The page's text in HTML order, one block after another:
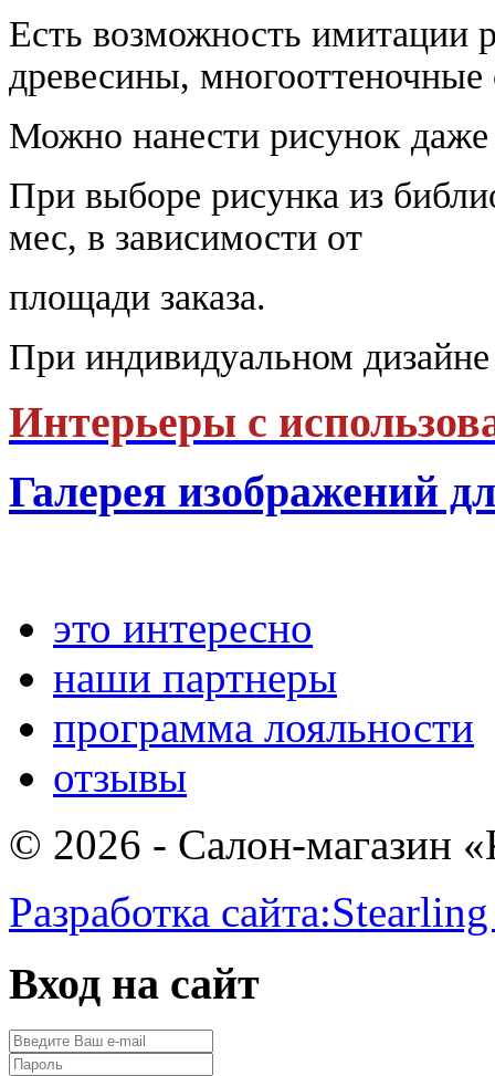
Есть возможность имитации
древесины,
Можно нанести рисунок
При выборе рисунка из
мес, в зависимости от
площади заказа.
При индивидуальном
Интерьеры с
Галерея изображений
это интересно
наши партнеры
программа лояльности
отзывы
© 2026 - Салон-магазин
Разработка сайта:
Вход на сайт